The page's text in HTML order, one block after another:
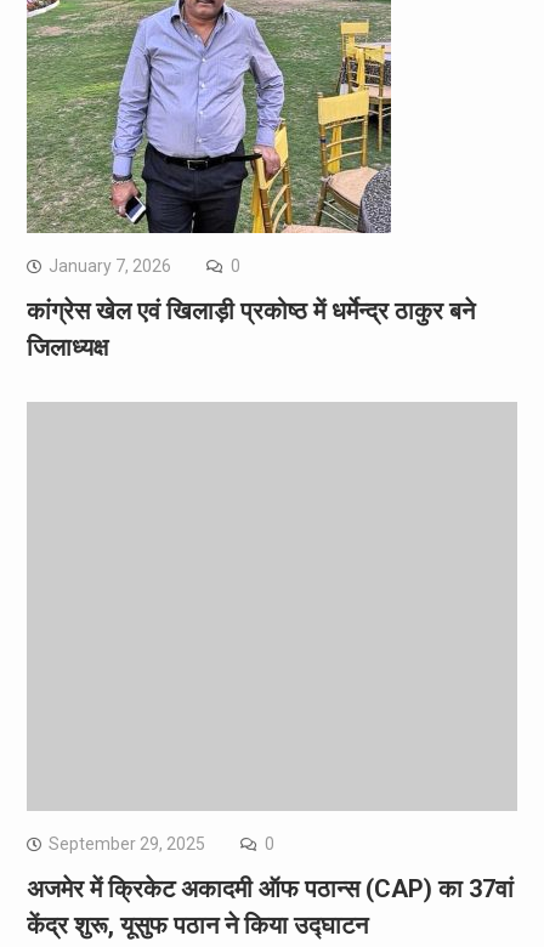
January 7, 2026 0
कांग्रेस खेल एवं खिलाड़ी प्रकोष्ठ में धर्मेन्द्र ठाकुर बने
जिलाध्यक्ष
September 29, 2025 0
अजमेर में क्रिकेट अकादमी ऑफ पठान्स (CAP) का 37वां
केंद्र शुरू, यूसुफ पठान ने किया उद्घाटन